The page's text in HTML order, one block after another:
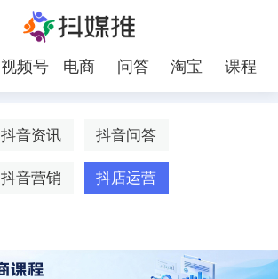
视频号 电商 问答 淘宝 课程
抖音资讯 抖音问答
抖音营销 抖店运营